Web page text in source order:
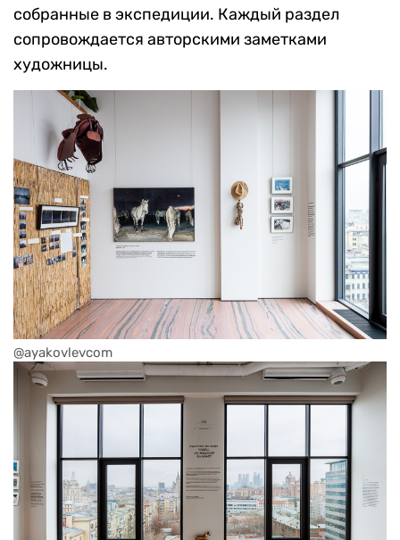
собранные в экспедиции. Каждый раздел
сопровождается авторскими заметками
художницы.
@ayakovlevcom